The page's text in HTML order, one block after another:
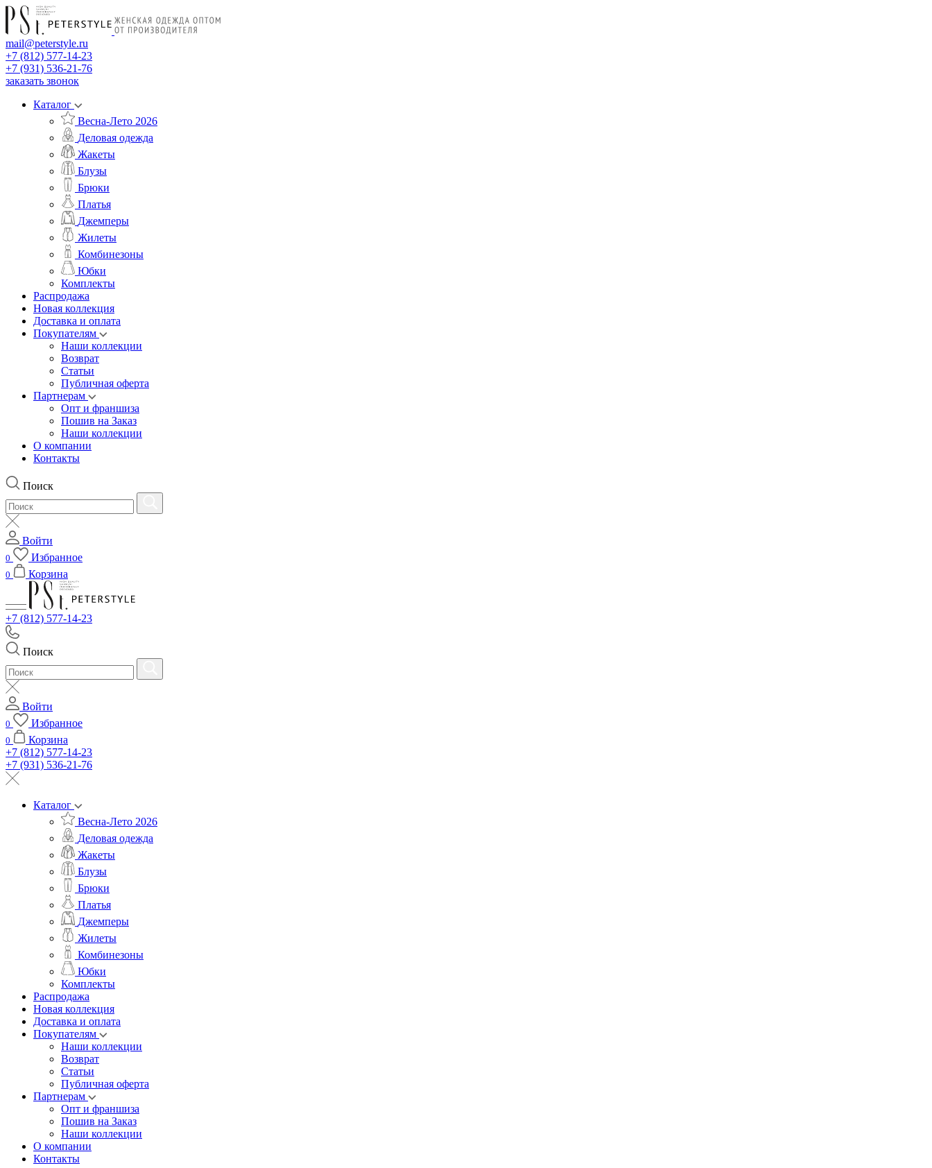
mail@peterstyle.ru
+7 (812) 577-14-23
+7 (931) 536-21-76
заказать звонок
Каталог
Весна-Лето 2026
Деловая одежда
Жакеты
Блузы
Брюки
Платья
Джемперы
Жилеты
Комбинезоны
Юбки
Комплекты
Распродажа
Новая коллекция
Доставка и оплата
Покупателям
Наши коллекции
Возврат
Статьи
Публичная оферта
Партнерам
Опт и франшиза
Пошив на Заказ
Наши коллекции
О компании
Контакты
Поиск
Войти
0 Избранное
0 Корзина
+7 (812) 577-14-23
Поиск
Войти
0 Избранное
0
Корзина
+7 (812) 577-14-23
+7 (931) 536-21-76
Каталог
Весна-Лето 2026
Деловая одежда
Жакеты
Блузы
Брюки
Платья
Джемперы
Жилеты
Комбинезоны
Юбки
Комплекты
Распродажа
Новая коллекция
Доставка и оплата
Покупателям
Наши коллекции
Возврат
Статьи
Публичная оферта
Партнерам
Опт и франшиза
Пошив на Заказ
Наши коллекции
О компании
Контакты